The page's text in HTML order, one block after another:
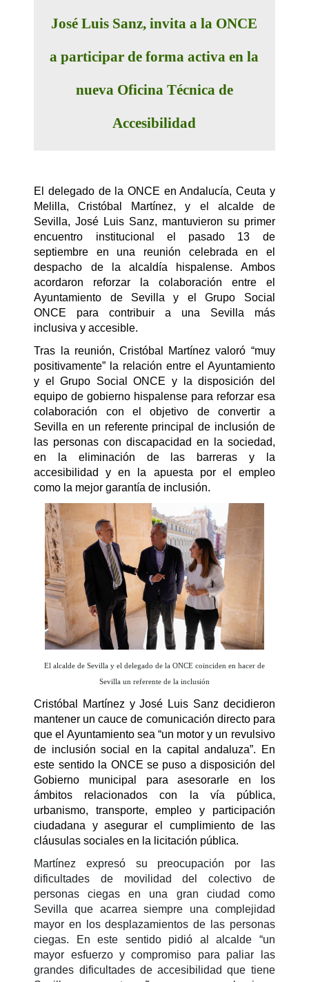
José Luis Sanz, invita a la ONCE
a participar de forma activa en la
nueva Oficina Técnica de
Accesibilidad
El delegado de la ONCE en Andalucía, Ceuta y
Melilla, Cristóbal Martínez, y el alcalde de
Sevilla, José Luis Sanz, mantuvieron su primer
encuentro institucional el pasado 13 de
septiembre en una reunión celebrada en el
despacho de la alcaldía hispalense. Ambos
acordaron reforzar la colaboración entre el
Ayuntamiento de Sevilla y el Grupo Social
ONCE para contribuir a una Sevilla más
inclusiva y accesible.
Tras la reunión, Cristóbal Martínez valoró “muy
positivamente” la relación entre el Ayuntamiento
y el Grupo Social ONCE y la disposición del
equipo de gobierno hispalense para reforzar esa
colaboración con el objetivo de convertir a
Sevilla en un referente principal de inclusión de
las personas con discapacidad en la sociedad,
en la eliminación de las barreras y la
accesibilidad y en la apuesta por el empleo
como la mejor garantía de inclusión.
El alcalde de Sevilla y el delegado de la ONCE coinciden en hacer de
Sevilla un referente de la inclusión
Cristóbal Martínez y José Luis Sanz decidieron
mantener un cauce de comunicación directo para
que el Ayuntamiento sea “un motor y un revulsivo
de inclusión social en la capital andaluza”. En
este sentido la ONCE se puso a disposición del
Gobierno municipal para asesorarle en los
ámbitos relacionados con la vía pública,
urbanismo, transporte, empleo y participación
ciudadana y asegurar el cumplimientode las
cláusulas sociales en la licitación pública.
Martínez expresó su preocupación por las
dificultades de movilidad del colectivo de
personas ciegas en una gran ciudad como
Sevilla que acarrea siempre una complejidad
mayor en los desplazamientos de las personas
ciegas. En este sentido pidió al alcalde “un
mayor esfuerzo y compromiso para paliar las
grandes dificultades de accesibilidad que tiene